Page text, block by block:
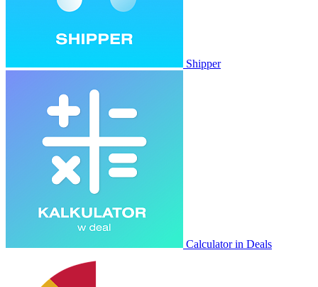
Shipper
Calculator in Deals